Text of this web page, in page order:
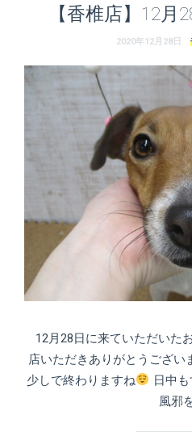
【香椎店】12月
2020年12月28日
12月28日に来ていただいた
店いただきありがとうござい
少しで終わりますね
日中
風邪